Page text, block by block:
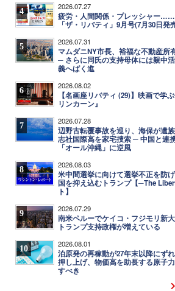
4 2026.07.27
疲労・人間関係・プレッシャー
「ザ・リバティ」9月号(7月30日発
5 2026.07.31
マムダニNY市長、裕福な不動産所
─ さらに同氏の支持母体には親中
義へばく進
6 2026.08.02
【名画座リバティ (29)】映画で学
リンカーン』
7 2026.07.28
辺野古転覆事故を巡り、海保が遺
志社国際高を家宅捜索 ─ 中国と連
「オール沖縄」に逆風
8 2026.08.03
米中間選挙に向けて選挙不正を防
国を抑え込むトランプ【─The
ト】
9 2026.07.29
南米ペルーでケイコ・フジモリ新
トランプ支持政権が増えている
10 2026.08.01
泊原発の再稼動が27年末以降にず
押し上げ、物価高を助長する原子
すべき